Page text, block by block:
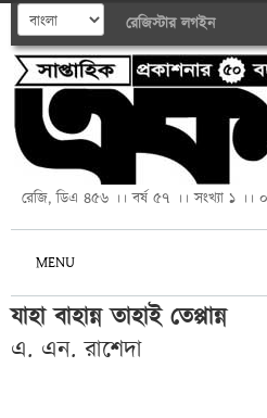
রেজিস্টার লগইন
রেজি, ডিএ ৪৫৬ ।। বর্ষ ৫৭ ।। সংখ্যা ১
MENU
যাহা বাহান্ন তাহাই তেপ্পান্ন
এ. এন. রাশেদা